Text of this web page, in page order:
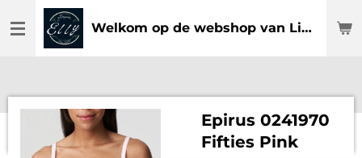
direct
Welkom op de webshop van Lingerie Elly
Epirus 0241970
Fifties Pink